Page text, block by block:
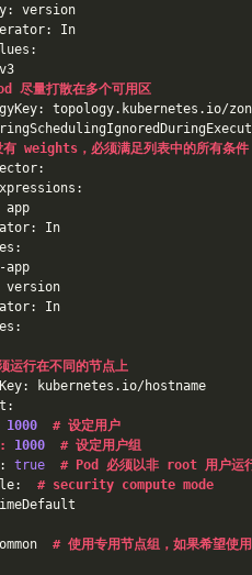
In
尽量打散在多个可用区
有 weights，必须满足列表中的所有条件
In
In
运行在不同的节点上
hostname
1000 # 设定用户
1000 # 设定用户组
true
# Pod 必须以非 root 用户运
# security compute mode
# 使用专用节点组，如果希望使